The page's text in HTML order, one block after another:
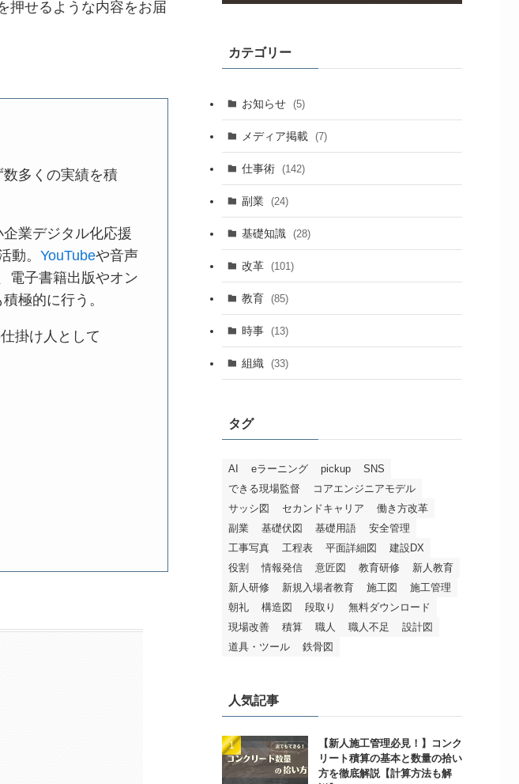
押せるような内容をお届
多くの実績を積
業デジタル化応援
動。 YouTubeや音声
電子書籍出版やオン
極的に行う。
掛け人として
カテゴリー
お知らせ (5)
メディア掲載 (7)
仕事術 (142)
副業 (24)
基礎知識 (28)
改革 (101)
教育 (85)
時事 (13)
組織 (33)
タグ
AI eラーニング pickup
SNS
できる現場監督
コアエンジニアモデル
サッシ図
セカンドキャリア
働き方改革
副業
基礎伏図 基礎用語
安全管理
工事写真
工程表 平面詳細図
建設DX
役割
情報発信 意匠図 教育研修
新人教育
新人研修
新規入場者教育 施工図
施工管理
朝礼
構造図 段取り
無料ダウンロード
現場改善
積算 職人 職人不足
設計図
道具・ツール
鉄骨図
人気記事
【新人施工管理必見！】コンク
リート積算の基本と数量の拾い
方を徹底解説【計算方法も解